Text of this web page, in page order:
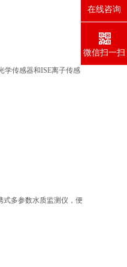
学传感器和ISE离子传感
式多参数水质监测仪，便
在线咨询
微信扫一扫